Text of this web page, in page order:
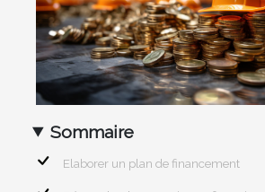
Sommaire
Elaborer un plan de financement